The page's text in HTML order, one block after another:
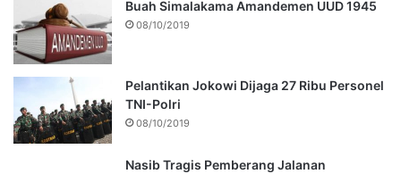
Buah Simalakama Amandemen UUD 1945
08/10/2019
Pelantikan Jokowi Dijaga 27 Ribu Personel
TNI-Polri
08/10/2019
Nasib Tragis Pemberang Jalanan